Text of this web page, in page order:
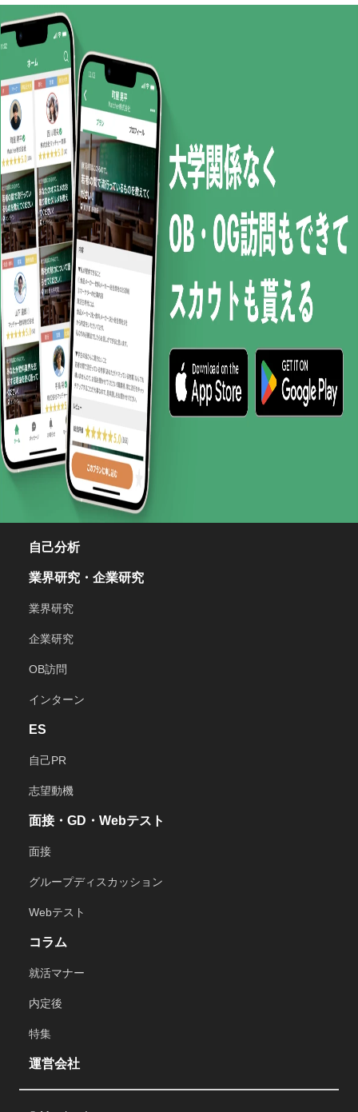
自己分析
業界研究・企業研究
業界研究
企業研究
OB訪問
インターン
ES
自己PR
志望動機
面接・GD・Webテスト
面接
グループディスカッション
Webテスト
コラム
就活マナー
内定後
特集
運営会社